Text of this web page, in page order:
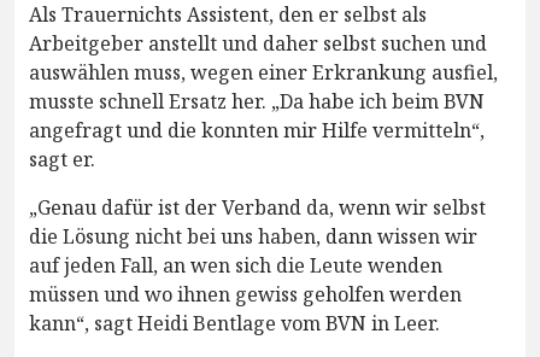
Als Trauernichts Assistent, den er selbst als
Arbeitgeber anstellt und daher selbst suchen und
auswählen muss, wegen einer Erkrankung ausfiel,
musste schnell Ersatz her. „Da habe ich beim BVN
angefragt und die konnten mir Hilfe vermitteln“,
sagt er.
„Genau dafür ist der Verband da, wenn wir selbst
die Lösung nicht bei uns haben, dann wissen wir
auf jeden Fall, an wen sich die Leute wenden
müssen und wo ihnen gewiss geholfen werden
kann“, sagt Heidi Bentlage vom BVN in Leer.